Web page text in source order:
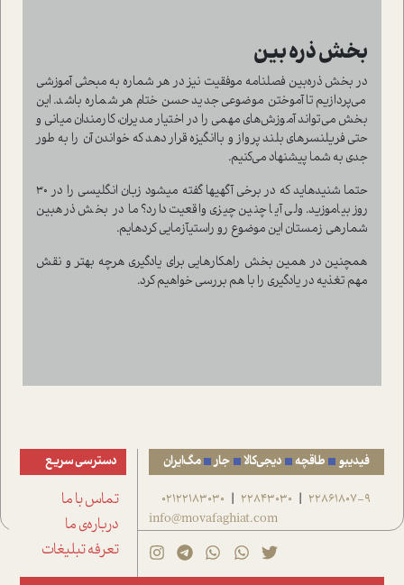
بخش ذره بین
در بخش ذره‌بین فصلنامه موفقیت نیز در هر شماره به مبحثی آموزشی
می‌پردازیم تا آموختن موضوعی جدید حسن ختام هر شماره باشد. این
بخش می‌تواند آموزش‌های مهمی را در اختیار مدیران، کارمندان میانی و
حتی فریلنسرهای بلند پرواز و باانگیزه قرار دهد که خواندن آن را به طور
جدی به شما پیشنهاد می‌کنیم.
حتما شنیدهاید که در برخی آگهیها گفته میشود زبان انگلیسی را در ۳۰
روز بیاموزید. ولی آیا چنین چیزی واقعیت دارد؟ ما در بخش ذرهبین
شمارهی زمستان این موضوع رو راستیآزمایی کردهایم.
همچنین در همین بخش راهکارهایی برای یادگیری هرچه بهتر و نقش
مهم تغذیه در یادگیری را با هم بررسی خواهیم کرد.
فیدیبو طاقچه دیجی‌کالا جار مگ‌ایران
22861807-9
|
22843030
|
02122183030
info@movafaghiat.com
دسترسی سریع
تماس با ما
درباره‌ی ما
تعرفه تبلیغات